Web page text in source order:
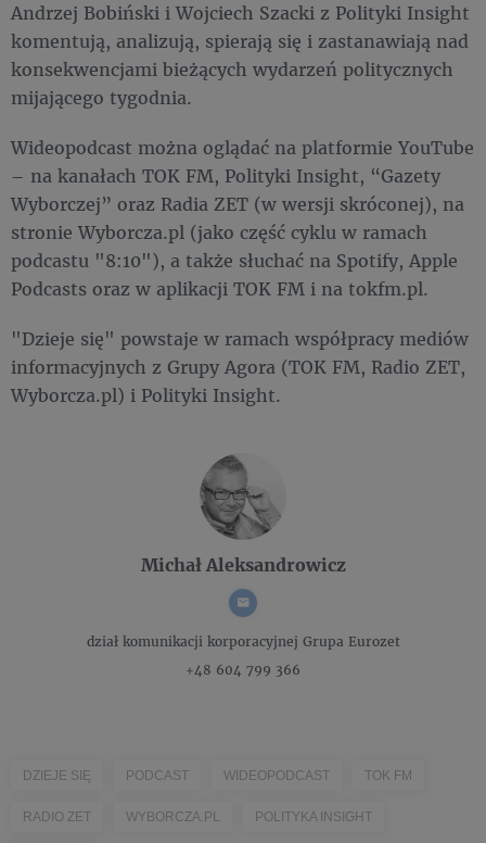
Andrzej Bobiński i Wojciech Szacki z Polityki Insight
komentują, analizują, spierają się i zastanawiają nad
konsekwencjami bieżących wydarzeń politycznych
mijającego tygodnia.
Wideopodcast można oglądać na platformie YouTube
– na kanałach TOK FM, Polityki Insight, “Gazety
Wyborczej” oraz Radia ZET (w wersji skróconej), na
stronie Wyborcza.pl (jako część cyklu w ramach
podcastu "8:10"), a także słuchać na Spotify, Apple
Podcasts oraz w aplikacji TOK FM i na tokfm.pl.
"Dzieje się" powstaje w ramach współpracy mediów
informacyjnych z Grupy Agora (TOK FM, Radio ZET,
Wyborcza.pl) i Polityki Insight.
Michał Aleksandrowicz
dział komunikacji korporacyjnej Grupa Eurozet
+48 604 799 366
DZIEJE SIĘ PODCAST WIDEOPODCAST TOK FM
RADIO ZET WYBORCZA.PL POLITYKA INSIGHT